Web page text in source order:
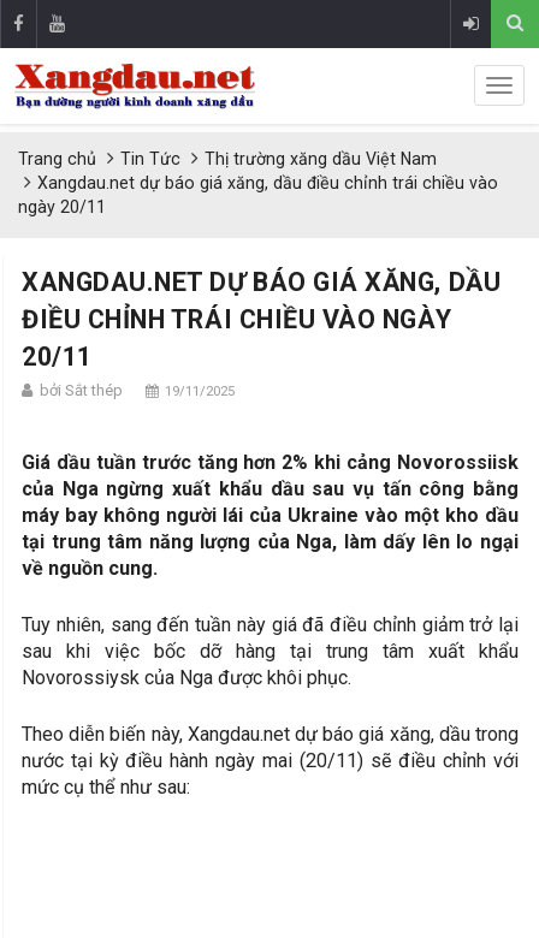
Trang chủ Tin Tức
Thị trường xăng dầu Việt Nam
Xangdau.net dự báo giá xăng, dầu điều chỉnh trái chiều vào
ngày 20/11
XANGDAU.NET DỰ BÁO GIÁ XĂNG, DẦU
ĐIỀU CHỈNH TRÁI CHIỀU VÀO NGÀY
20/11
bởi Sắt thép 19/11/2025
Giá dầu tuần trước tăng hơn 2% khi cảng Novorossiisk
của Nga ngừng xuất khẩu dầu sau vụ tấn công bằng
máy bay không người lái của Ukraine vào một kho dầu
tại trung tâm năng lượng của Nga, làm dấy lên lo ngại
về nguồn cung.
Tuy nhiên, sang đến tuần này giá đã điều chỉnh giảm trở lại
sau khi việc bốc dỡ hàng tại trung tâm xuất khẩu
Novorossiysk của Nga được khôi phục.
Theo diễn biến này, Xangdau.net dự báo giá xăng, dầu trong
nước tại kỳ điều hành ngày mai (20/11) sẽ điều chỉnh với
mức cụ thể như sau: